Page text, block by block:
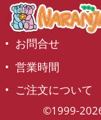
お問合せ
営業時間
ご注文について
©1999-